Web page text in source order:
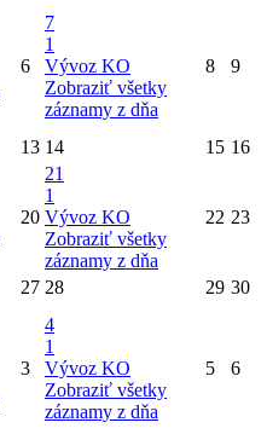
6
7
1
Vývoz KO
Zobraziť všetky
záznamy z dňa
8 9
13 14 15 16
20
21
1
Vývoz KO
Zobraziť všetky
záznamy z dňa
22 23
27 28 29 30
3
4
1
Vývoz KO
Zobraziť všetky
záznamy z dňa
5 6